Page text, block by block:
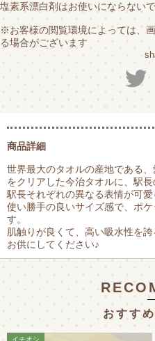
塩素系漂白剤はお使いにならないで
※お客様の閲覧環境によっては、
る場合がございます
商品詳細
世界最大のタオルの産地である
をクリアした今治タオルに、駅
駅長それぞれの異なる表情が可愛
使い勝手の良いサイズ感で、ポ
す。
肌触りが良くて、高い吸水性を
お供にしてください♪
おすす